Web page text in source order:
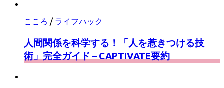
こころ / ライフハック
人間関係を科学する！「人を惹きつける技
術」完全ガイド – CAPTIVATE要約